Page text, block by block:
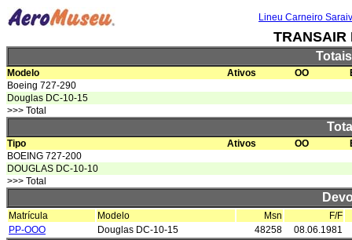
Lineu Carneiro
TRANSAIR
Modelo Ativos OO
Boeing 727-290
Douglas DC-10-15
>>> Total
Tipo Ativos OO
BOEING 727-200
DOUGLAS DC-10-10
>>> Total
Matrícula Modelo Msn
F/F
PP-OOO
Douglas DC-10-15 48258 08.06.1981